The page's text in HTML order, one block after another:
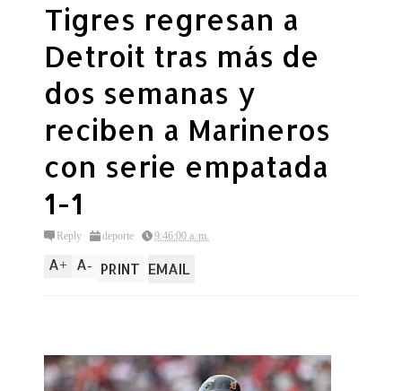
Tigres regresan a
Detroit tras más de
dos semanas y
reciben a Marineros
con serie empatada
1-1
Reply deporte 9:46:00 a. m.
A+ A- PRINT EMAIL